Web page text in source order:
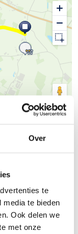
Over
te
te bieden
Ook delen we
met onze
contributors
route
Pittem,
en Wingene met